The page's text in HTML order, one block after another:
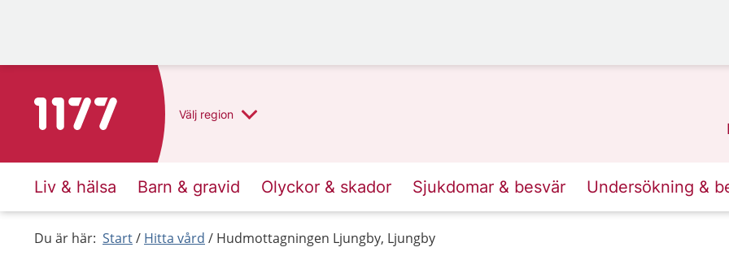
Till startsidan för 1177 Välj region
Liv & hälsa Barn & gravid Olyckor & skador Sjukdomar & besvär Undersökning &
Du är här: Start Hitta vård Hudmottagningen Ljungby, Ljungby